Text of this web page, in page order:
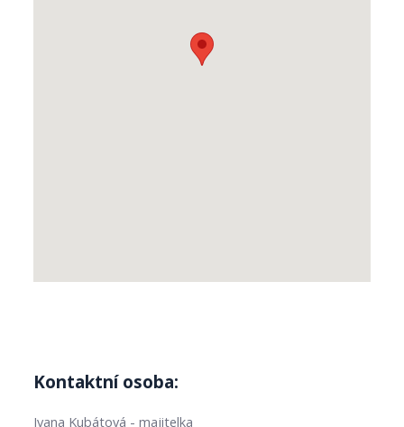
Kontaktní osoba:
Ivana Kubátová - majitelka